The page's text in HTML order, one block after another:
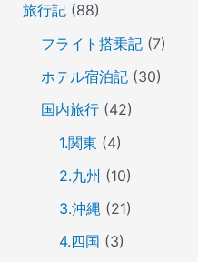
旅行記(88)
フライト搭乗記(7)
ホテル宿泊記(30)
国内旅行(42)
1.関東 (4)
2.九州 (10)
3.沖縄(21)
4.四国 (3)